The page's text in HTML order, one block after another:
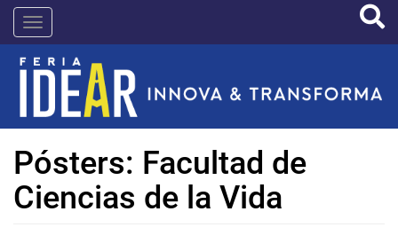
Pasar
contenido
principal
IDEAR
Pósters: Facultad de
Ciencias de la Vida